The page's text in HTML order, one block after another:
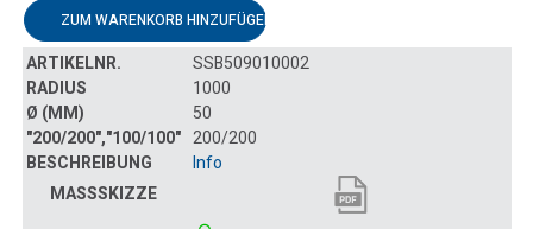
ZUM WARENKORB HINZUFÜGEN
SSB509010002
1000
50
200/200
Info